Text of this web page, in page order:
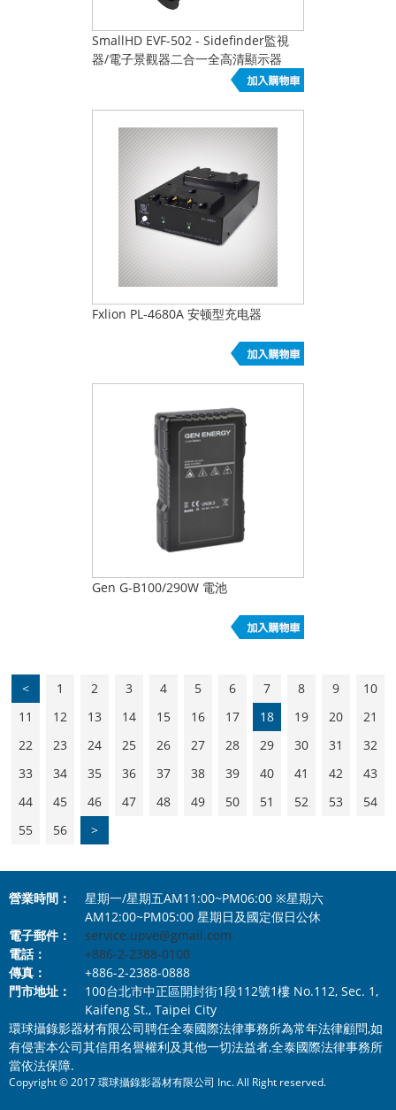
SmallHD EVF-502 - Sidefinder監視
器/電子景觀器二合一全高清顯示器
Fxlion PL-4680A 安顿型充电器
Gen G-B100/290W 電池
< 1 2 3 4 5 6 7 8 9
10
11
12 13 14 15 16 17 18 19 20
21
22
23 24 25 26 27 28 29 30 31
32
33
34 35 36 37 38 39 40 41 42
43
44
45 46 47 48 49 50 51 52 53
54
55
56 >
營業時間：
星期一/星期五AM11:00~PM06:00 ※星期六
AM12:00~PM05:00 星期日及國定假日公休
電子郵件：
service.upve@gmail.com
電話：
+886-2-2388-0100
傳真：
+886-2-2388-0888
門市地址：
100台北市中正區開封街1段112號1樓 No.112, Sec. 1,
Kaifeng St., Taipei City
環球攝錄影器材有限公司聘任全泰國際法律事務所為常年法律顧問,如
有侵害本公司其信用名譽權利及其他一切法益者,全泰國際法律事務所
當依法保障.
Copyright © 2017 環球攝錄影器材有限公司 Inc. All Right reserved.